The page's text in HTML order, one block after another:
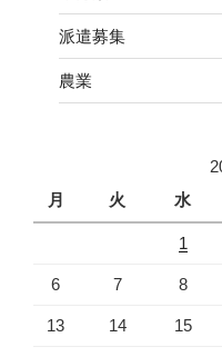
派遣募集
農業
月
火 水
1
6 7 8
13 14 15